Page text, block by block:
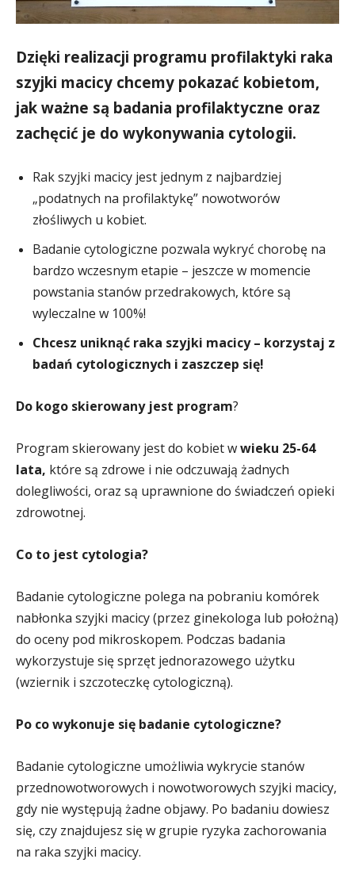
Dzięki realizacji programu profilaktyki raka
szyjki macicy chcemy pokazać kobietom,
jak ważne są badania profilaktyczne oraz
zachęcić je do wykonywania cytologii.
Rak szyjki macicy jest jednym z najbardziej
„podatnych na profilaktykę” nowotworów
złośliwych u kobiet.
Badanie cytologiczne pozwala wykryć chorobę na
bardzo wczesnym etapie – jeszcze w momencie
powstania stanów przedrakowych, które są
wyleczalne w 100%!
Chcesz uniknąć raka szyjki macicy – korzystaj z
badań cytologicznych i zaszczep się!
Do kogo skierowany jest program?
Program skierowany jest do kobiet wwieku 25-64
lata, które są zdrowe i nie odczuwają żadnych
dolegliwości, oraz są uprawnione do świadczeń opieki
zdrowotnej.
Co to jest cytologia?
Badanie cytologiczne polega na pobraniu komórek
nabłonka szyjki macicy (przez ginekologa lub położną)
do oceny pod mikroskopem. Podczas badania
wykorzystuje się sprzęt jednorazowego użytku
(wziernik i szczoteczkę cytologiczną).
Po co wykonuje się badanie cytologiczne?
Badanie cytologiczne umożliwia wykrycie stanów
przednowotworowych i nowotworowych szyjki macicy,
gdy nie występują żadne objawy. Po badaniu dowiesz
się, czy znajdujesz się w grupie ryzyka zachorowania
na raka szyjki macicy.